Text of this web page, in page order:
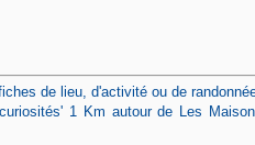
de lieu, d'activité ou de
1 Km autour de Les